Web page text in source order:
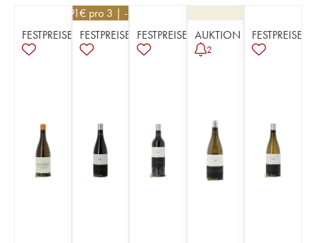
FESTPREISE
35,91€ pro 3 | -10%
FESTPREISE
FESTPREISE AUKTION
2
FESTPREISE